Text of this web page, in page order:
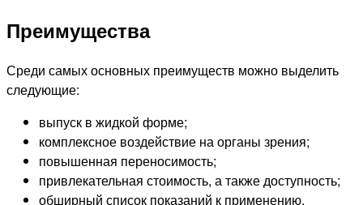
Преимущества
Среди самых основных преимуществ можно выделить
следующие:
выпуск в жидкой форме;
комплексное воздействие на органы зрения;
повышенная переносимость;
привлекательная стоимость, а также доступность;
обширный список показаний к применению.